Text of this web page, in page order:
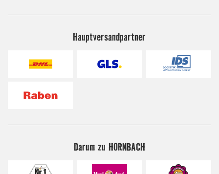
Hauptversandpartner
Darum zu HORNBACH